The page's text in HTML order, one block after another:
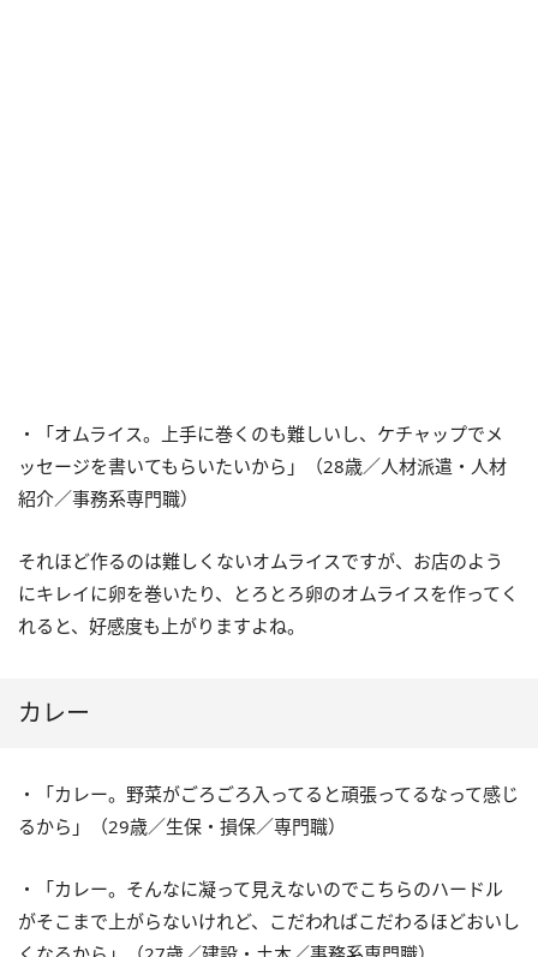
・「オムライス。上手に巻くのも難しいし、ケチャップでメ
ッセージを書いてもらいたいから」（28歳／人材派遣・人材
紹介／事務系専門職）
それほど作るのは難しくないオムライスですが、お店のよう
にキレイに卵を巻いたり、とろとろ卵のオムライスを作ってく
れると、好感度も上がりますよね。
カレー
・「カレー。野菜がごろごろ入ってると頑張ってるなって感じ
るから」（29歳／生保・損保／専門職）
・「カレー。そんなに凝って見えないのでこちらのハードル
がそこまで上がらないけれど、こだわればこだわるほどおいし